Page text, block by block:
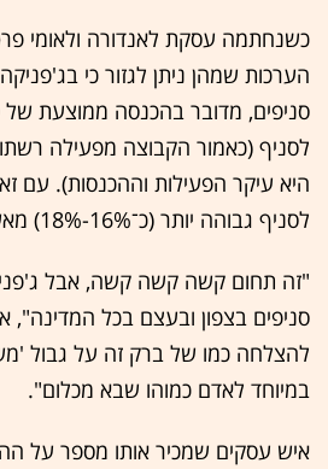
כשנחתמה עסקת לאנדורה ולאומי
לסניף (כאמור הקבוצה מפעילה
היא עיקר הפעילות וההכנסות). עם
לסניף גבוהה יותר (כ־16%-18%) מאשר בקיסו (8%).
"זה תחום קשה קשה קשה, אבל
סניפים בצפון ובעצם בכל המדינה",
להצלחה כמו של ברק זה על גבול
במיוחד לאדם כמוהו שבא מכלום".
איש עסקים שמכיר אותו מספר על